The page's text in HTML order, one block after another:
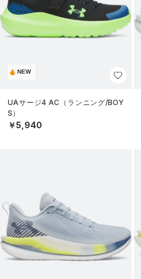
NEW
UAサージ4 AC（ランニング/BOY
S）
￥5,940